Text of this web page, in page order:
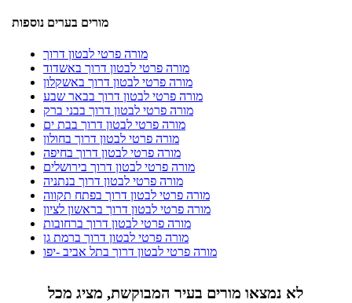
מורים בערים נוספות
מורה פרטי לבטון דרוך
מורה פרטי לבטון דרוך באשדוד
מורה פרטי לבטון דרוך באשקלון
מורה פרטי לבטון דרוך בבאר שבע
מורה פרטי לבטון דרוך בבני ברק
מורה פרטי לבטון דרוך בבת ים
מורה פרטי לבטון דרוך בחולון
מורה פרטי לבטון דרוך בחיפה
מורה פרטי לבטון דרוך בירושלים
מורה פרטי לבטון דרוך בנתניה
מורה פרטי לבטון דרוך בפתח תקווה
מורה פרטי לבטון דרוך בראשון לציון
מורה פרטי לבטון דרוך ברחובות
מורה פרטי לבטון דרוך ברמת גן
מורה פרטי לבטון דרוך בתל אביב -יפו
לא נמצאו מורים בעיר המבוקשת, מציג מכל